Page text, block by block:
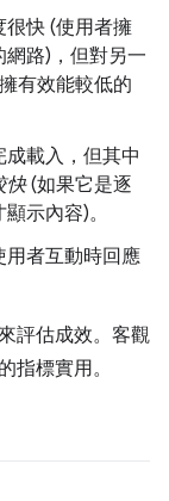
快 (使用者擁
路)，但對另一
有效能較低的
載入，但其中
快(如果它是逐
示內容)。
用者互動時回應
評估成效。客觀
指標實用。